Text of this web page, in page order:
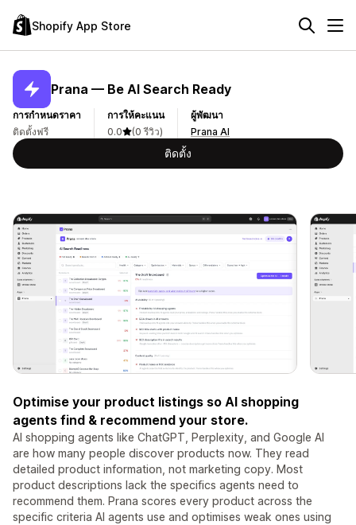
Shopify App Store
Prana — Be AI Search Ready
การกำหนดราคา
ติดตั้งฟรี
การให้คะแนน
0.0
(0 รีวิว)
ผู้พัฒนา
Prana AI
ติดตั้ง
Optimise your product listings so AI shopping
agents find & recommend your store.
AI shopping agents like ChatGPT, Perplexity, and Google AI
are how many people discover products now. They read
detailed product information, not marketing copy. Most
product descriptions lack the specifics agents need to
recommend them. Prana scores every product across the
specific criteria AI agents use and optimises weak ones using